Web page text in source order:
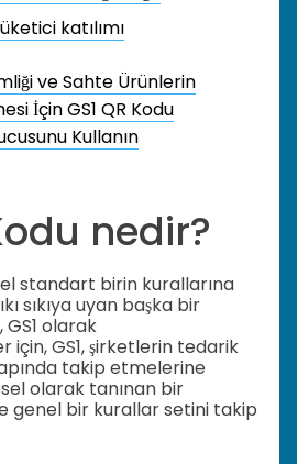
katılımı
ve Sahte Ürünlerin
İçin GS1 QR Kodu
Kullanın
nedir?
standart birin kurallarına
sıkıya uyan başka bir
olarak
için, GS1, şirketlerin tedarik
takip etmelerine
olarak tanınan bir
genel bir kurallar setini takip